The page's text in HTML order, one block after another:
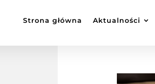
Strona główna Aktualności